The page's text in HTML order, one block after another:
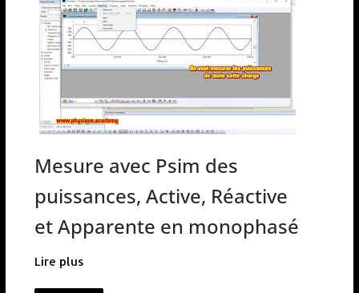
Mesure avec Psim des
puissances, Active, Réactive
et Apparente en monophasé
Lire plus